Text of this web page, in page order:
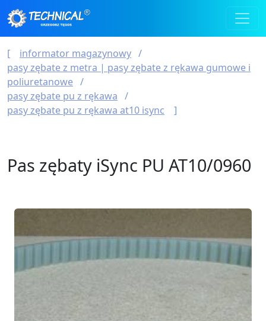
informator magazynowy
pasy zębate z metra | pasy zębate z rękawa gumowe i
poliuretanowe
pasy zębate pu z rękawa
pasy zębate pu z rękawa at10 isync
Pas zębaty iSync PU AT10/0960